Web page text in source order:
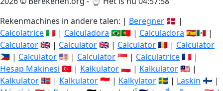
Rekenmachines in andere talen: | Beregner 🇩🇰 |
Calcolatrice🇮🇹 | Calculadora 🇧🇷🇵🇹 | Calculadora 🇪🇸🇲🇽 |
Calculator🇬🇧 | Calculator🇬🇧 | Calculator🇷🇴 | Calculator
🇵🇭 | Calculator🇺🇸 | Calculator🇸🇬 | Calculatrice🇫🇷 |
Hesap Makinesi 🇹🇷 | Kalkulator🇵🇱 | Kalkulator🇲🇾 |
Kalkulator🇳🇴 | Kalkulator🇮🇩 | Kalkylator🇸🇪 | Laskin 🇫🇮 |